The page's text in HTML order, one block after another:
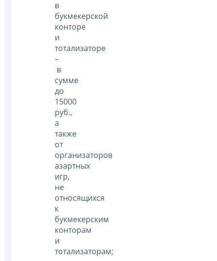
в
букмекерской
конторе
и
тотализаторе
–
в
сумме
до
15000
руб.,
а
также
от
организаторов
азартных
игр,
не
относящихся
к
букмекерским
конторам
и
тотализаторам;